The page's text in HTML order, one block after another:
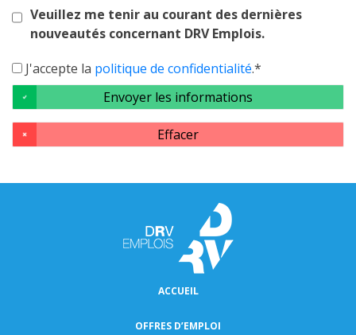
Veuillez me tenir au courant des dernières
nouveautés concernant DRV Emplois.
J'accepte la politique de confidentialité.*
ACCUEIL
OFFRES D’EMPLOI